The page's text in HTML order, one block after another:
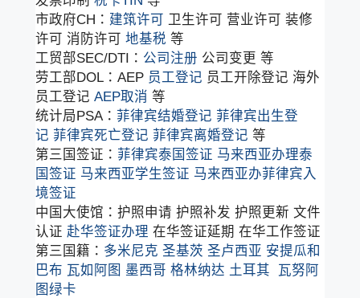
市政府CH： 建筑许可 卫生许可 营业许可 装修
许可 消防许可 地基税 等
工贸部SEC/DTI： 公司注册 公司变更 等
劳工部DOL：AEP 员工登记 员工开除登记 海外
员工登记 AEP取消 等
统计局PSA： 菲律宾结婚登记 菲律宾出生登
记 菲律宾死亡登记 菲律宾离婚登记 等
第三国签证： 菲律宾泰国签证 马来西亚办理泰
国签证 马来西亚学生签证 马来西亚办菲律宾入
境签证
中国大使馆：护照申请 护照补发 护照更新 文件
认证 赴华签证办理 在华签证延期 在华工作签证
第三国籍： 多米尼克 圣基茨 圣卢西亚 安提瓜和
巴布 瓦如阿图 墨西哥 格林纳达 土耳其
瓦努阿
图绿卡